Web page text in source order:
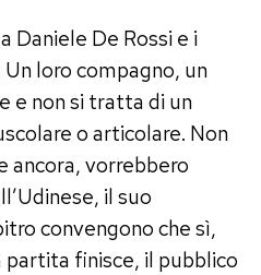
Daniele De Rossi e i
loro compagno, un
e non si tratta di un
o articolare. Non
ancora, vorrebbero
il suo
convengono che sì,
finisce, il pubblico